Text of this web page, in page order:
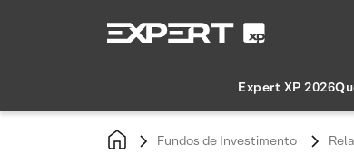
Expert XP 2026
Fundos de Investimento